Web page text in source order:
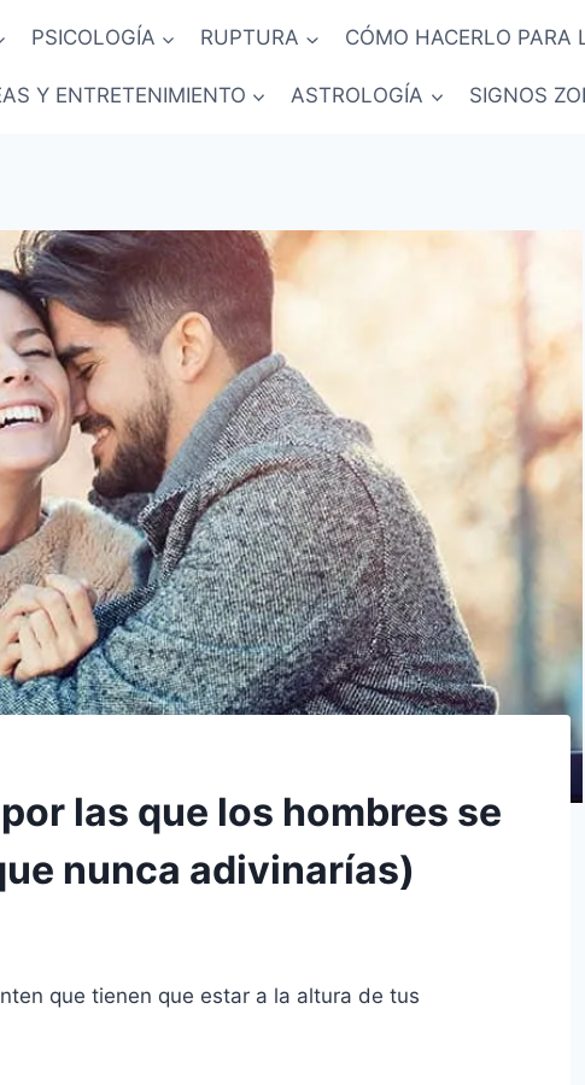
PSICOLOGÍA RUPTURA CÓMO HACERLO PARA
Y ENTRETENIMIENTO ASTROLOGÍA SIGNOS
las que los hombres se
nunca adivinarías)
que tienen que estar a la altura de tus